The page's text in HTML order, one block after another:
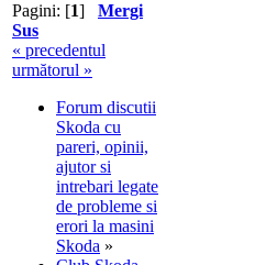
Pagini: [1] Mergi
Sus
« precedentul
următorul »
Forum discutii
Skoda cu
pareri, opinii,
ajutor si
intrebari legate
de probleme si
erori la masini
Skoda »